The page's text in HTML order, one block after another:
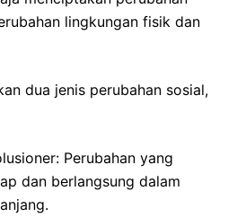
lingkungan fisik dan
dua jenis perubahan sosial,
Perubahan yang
dan berlangsung dalam